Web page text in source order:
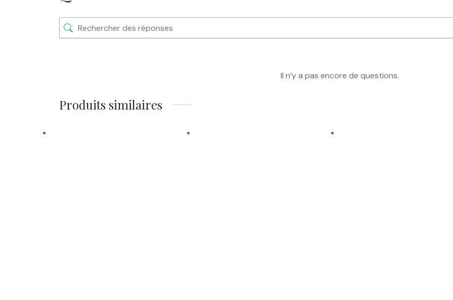
Il n’y a pas encore de questions.
Produits similaires